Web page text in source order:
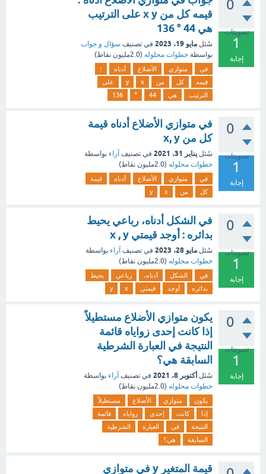
0
تصويتات
1
إجابة
قيمه كل من x y على الترتيب
هي 44 ° 136
سُئل مايو 19، 2023 في تصنيف سؤال و جواب
بواسطة خطوات محلوله (2.0مليون نقاط)
في متوازي الأضلاع أدناه
؛
قيمه
كل من x
y
على
الترتيب
هي 44
°
136
0
تصويتات
1
إجابة
في متوازي الأضلاع أدناه قيمة
كل من x, y
سُئل يناير 31، 2021 في تصنيف آراء بواسطة
خطوات محلوله (2.0مليون نقاط)
في متوازي الأضلاع أدناه
قيمة
كل
من x
y
0
تصويتات
1
إجابة
في الشكل أدناه، رباعي يحيط
بدائره : أوجد قيمتي x , y
سُئل مايو 28، 2023 في تصنيف آراء بواسطة
خطوات محلوله (2.0مليون نقاط)
في الشكل أدناه، رباعي
يحيط
بدائره
أوجد قيمتي x
y
0
تصويتات
1
إجابة
يكون متوازي الأضلاع مستطيلاً
إذا كانت إحدى زواياه قائمة
النتيجة في العبارة الشرطية
السابقة هي؟
سُئل أكتوبر 8، 2021 في تصنيف آراء بواسطة
خطوات محلوله (2.0مليون نقاط)
يكون متوازي الأضلاع
مستطيلاً
إذا
كانت إحدى زواياه
قائمة
النتيجة
في العبارة
الشرطية
السابقة
هي؟
قيمة المتغير y في متوازي